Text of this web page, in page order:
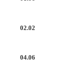
02.02
04.06